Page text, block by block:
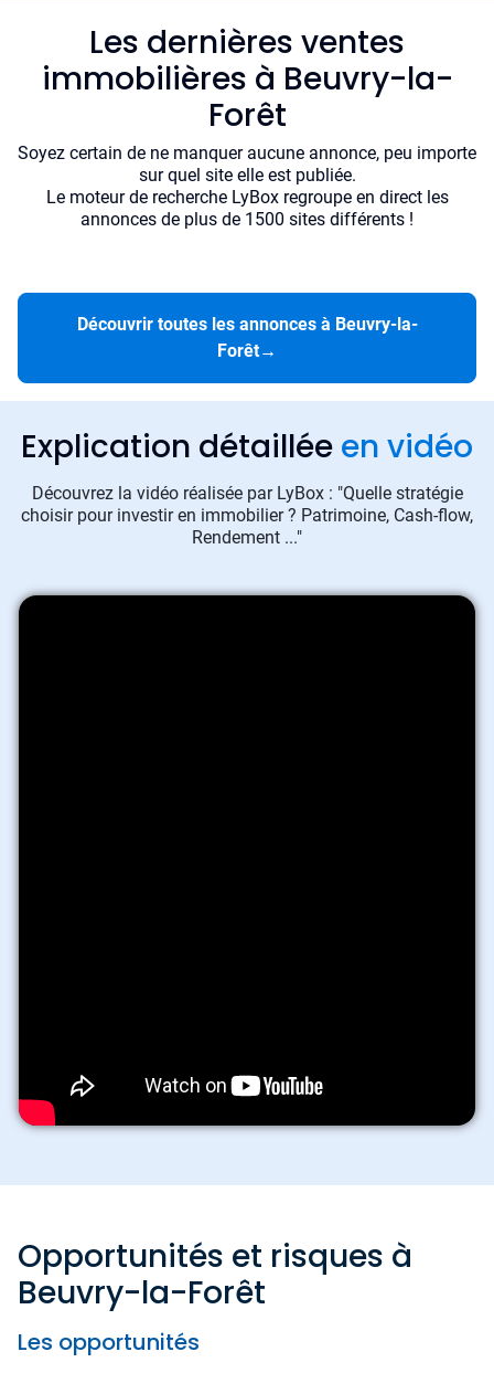
Les dernières ventes
immobilières à Beuvry-la-
Forêt
Soyez certain de ne manquer aucune annonce, peu importe
sur quel site elle est publiée.
Le moteur de recherche LyBox regroupe en direct les
annonces de plus de 1500 sites différents !
Découvrir toutes les annonces à Beuvry-la-
Forêt→
Explication détaillée en vidéo
Découvrez la vidéo réalisée par LyBox : "Quelle stratégie
choisir pour investir en immobilier ? Patrimoine, Cash-flow,
Rendement ..."
Opportunités et risques à
Beuvry-la-Forêt
Les opportunités